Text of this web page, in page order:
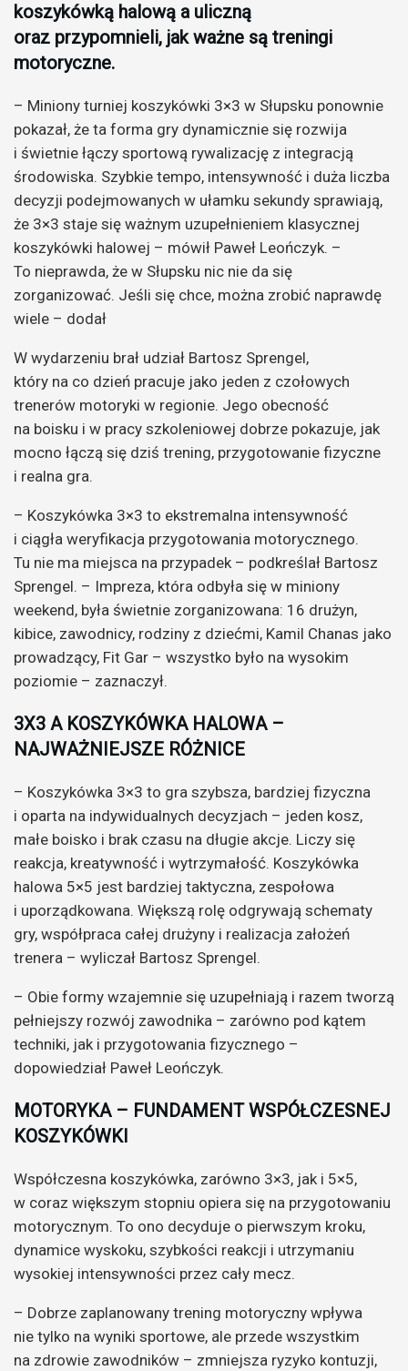
koszykówką halową a uliczną
oraz przypomnieli, jak ważne są treningi
motoryczne.
– Miniony turniej koszykówki 3×3 w Słupsku ponownie
pokazał, że ta forma gry dynamicznie się rozwija
i świetnie łączy sportową rywalizację z integracją
środowiska. Szybkie tempo, intensywność i duża liczba
decyzji podejmowanych w ułamku sekundy sprawiają,
że 3×3 staje się ważnym uzupełnieniem klasycznej
koszykówki halowej – mówił Paweł Leończyk. –
To nieprawda, że w Słupsku nic nie da się
zorganizować. Jeśli się chce, można zrobić naprawdę
wiele – dodał
W wydarzeniu brał udział Bartosz Sprengel,
który na co dzień pracuje jako jeden z czołowych
trenerów motoryki w regionie. Jego obecność
na boisku i w pracy szkoleniowej dobrze pokazuje, jak
mocno łączą się dziś trening, przygotowanie fizyczne
i realna gra.
– Koszykówka 3×3 to ekstremalna intensywność
i ciągła weryfikacja przygotowania motorycznego.
Tu nie ma miejsca na przypadek – podkreślał Bartosz
Sprengel. – Impreza, która odbyła się w miniony
weekend, była świetnie zorganizowana: 16 drużyn,
kibice, zawodnicy, rodziny z dziećmi, Kamil Chanas jako
prowadzący, Fit Gar – wszystko było na wysokim
poziomie – zaznaczył.
3X3 A KOSZYKÓWKA HALOWA –
NAJWAŻNIEJSZE RÓŻNICE
– Koszykówka 3×3 to gra szybsza, bardziej fizyczna
i oparta na indywidualnych decyzjach – jeden kosz,
małe boisko i brak czasu na długie akcje. Liczy się
reakcja, kreatywność i wytrzymałość. Koszykówka
halowa 5×5 jest bardziej taktyczna, zespołowa
i uporządkowana. Większą rolę odgrywają schematy
gry, współpraca całej drużyny i realizacja założeń
trenera – wyliczał Bartosz Sprengel.
– Obie formy wzajemnie się uzupełniają i razem tworzą
pełniejszy rozwój zawodnika – zarówno pod kątem
techniki, jak i przygotowania fizycznego –
dopowiedział Paweł Leończyk.
MOTORYKA – FUNDAMENT WSPÓŁCZESNEJ
KOSZYKÓWKI
Współczesna koszykówka, zarówno 3×3, jak i 5×5,
w coraz większym stopniu opiera się na przygotowaniu
motorycznym. To ono decyduje o pierwszym kroku,
dynamice wyskoku, szybkości reakcji i utrzymaniu
wysokiej intensywności przez cały mecz.
– Dobrze zaplanowany trening motoryczny wpływa
nie tylko na wyniki sportowe, ale przede wszystkim
na zdrowie zawodników – zmniejsza ryzyko kontuzji,